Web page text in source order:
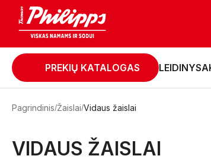
PREKIŲ KATALOGAS LEIDINYS
Pagrindinis Žaislai Vidaus žaislai
VIDAUS ŽAISLAI